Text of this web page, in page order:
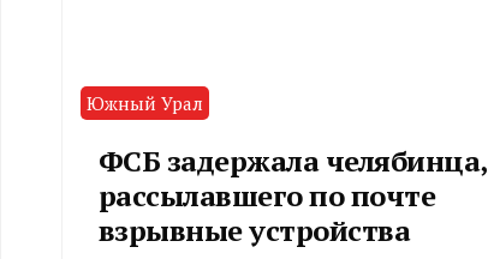
Южный Урал
ФСБ задержала челябинца,
рассылавшего по почте
взрывные устройства